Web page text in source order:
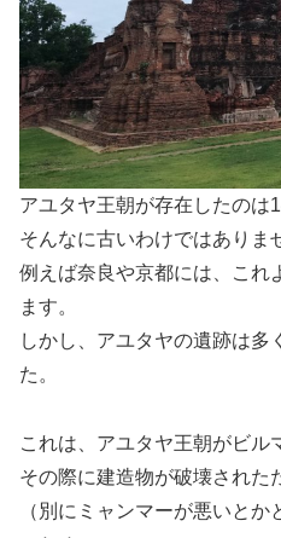
アユタヤ王朝が存在したのは
そんなに古いわけではありま
例えば奈良や京都には、これ
ます。
しかし、アユタヤの遺跡は多
た。
これは、アユタヤ王朝がビル
その際に建造物が破壊された
（別にミャンマーが悪いと